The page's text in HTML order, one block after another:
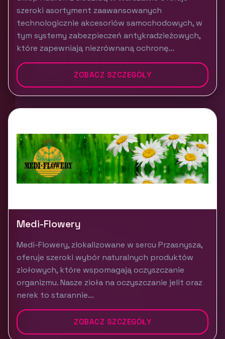
szeroki asortyment zaawansowanych
technologicznie akcesoriów samochodowych, w
tym systemy zabezpieczeń antykradzieżowych,
które zapewniają niezrównaną ochronę...
ZOBACZ SZCZEGÓŁY
Medi-Flowery
Medi-Flowery, zlokalizowane w sercu Przasnysza,
oferuje szeroki wybór naturalnych produktów
ziołowych, które wspomagają oczyszczanie
organizmu. Nasze zioła na oczyszczanie jelit oraz
nerek to starannie...
ZOBACZ SZCZEGÓŁY